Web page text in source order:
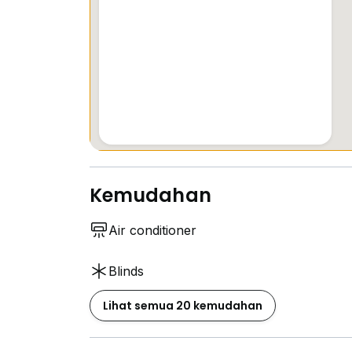
5 mins to Emerald Hub Commercial Area
Straits International School
SMK Seri Garing
Sekolah Kebangsaan nearby
Kemudahan
Air conditioner
Blinds
Lihat semua 20 kemudahan